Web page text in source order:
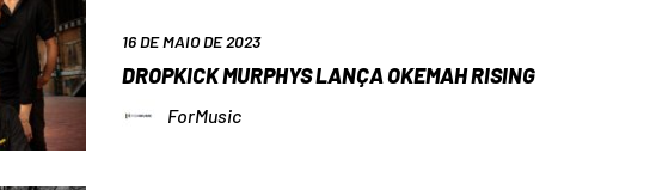
16 DE MAIO DE 2023
DROPKICK MURPHYS LANÇA OKEMAH RISING
ForMusic